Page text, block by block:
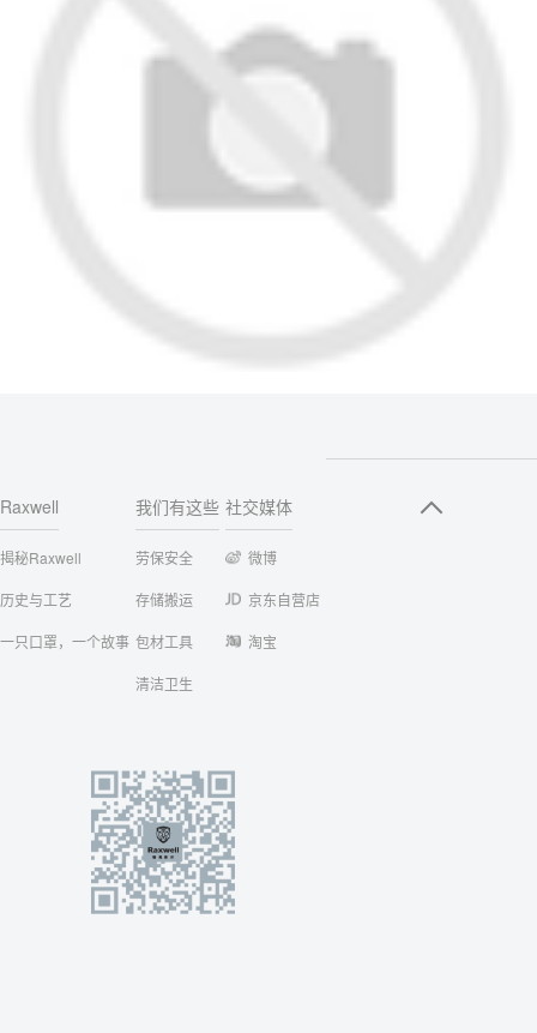
Raxwell
揭秘Raxwell
历史与工艺
一只口罩，一个故事
我们有这些
劳保安全
存储搬运
包材工具
清洁卫生
社交媒体
微博
京东自营店
淘宝